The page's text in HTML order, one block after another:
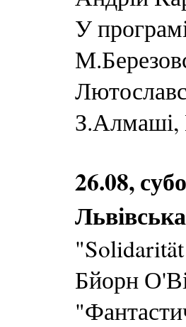
У
З.Алмаші,
26.08,
Бйорн